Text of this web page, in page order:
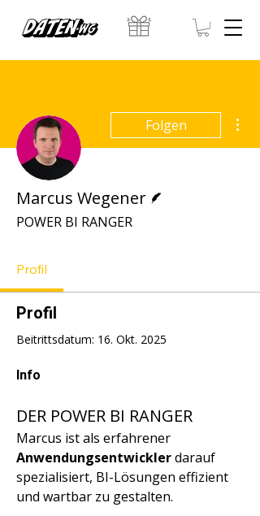
Folgen
Marcus Wegener
POWER BI RANGER
Profil
Profil
Beitrittsdatum: 16. Okt. 2025
Info
DER POWER BI RANGER
Marcus ist als erfahrener
Anwendungsentwickler darauf
spezialisiert, BI-Lösungen effizient
und wartbar zu gestalten.